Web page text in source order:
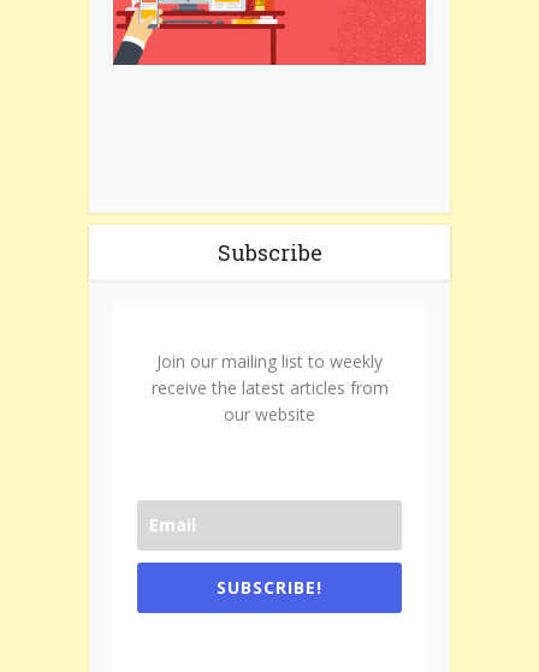
Subscribe
Join our mailing list to weekly
receive the latest articles from
our website
SUBSCRIBE!